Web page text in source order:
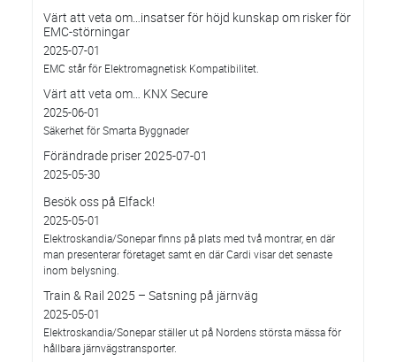
Värt att veta om…insatser för höjd kunskap om risker för
EMC-störningar
2025-07-01
EMC står för Elektromagnetisk Kompatibilitet.
Värt att veta om… KNX Secure
2025-06-01
Säkerhet för Smarta Byggnader
Förändrade priser 2025-07-01
2025-05-30
Besök oss på Elfack!
2025-05-01
Elektroskandia/Sonepar finns på plats med två montrar, en där
man presenterar företaget samt en där Cardi visar det senaste
inom belysning.
Train & Rail 2025 – Satsning på järnväg
2025-05-01
Elektroskandia/Sonepar ställer ut på Nordens största mässa för
hållbara järnvägstransporter.